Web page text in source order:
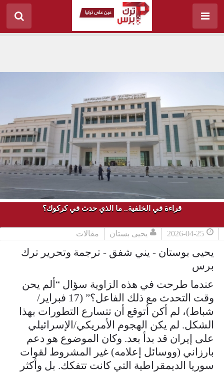
قراءة في الخلفية.. ما الذي حدث في كركوك؟
2026-04-25 يحيى بستان مقالات
يحيى بوستان - يني شفق - ترجمة وتحرير ترك
برس
عندما طرحت في هذه الزاوية سؤال “ألم يحن
وقت التحدث مع ذلك الفاعل؟” (17 فبراير/
شباط)، لم أكن أتوقع أن تتسارع التطورات بهذا
الشكل. لم يكن الهجوم الأمريكي/الإسرائيلي
على إيران قد بدأ بعد. وكان الموضوع هو دعم
بارزاني (ووسائل إعلامه) غير المشروط لقوات
سوريا الديمقراطية التي كانت تتفكك. بل وأكثر